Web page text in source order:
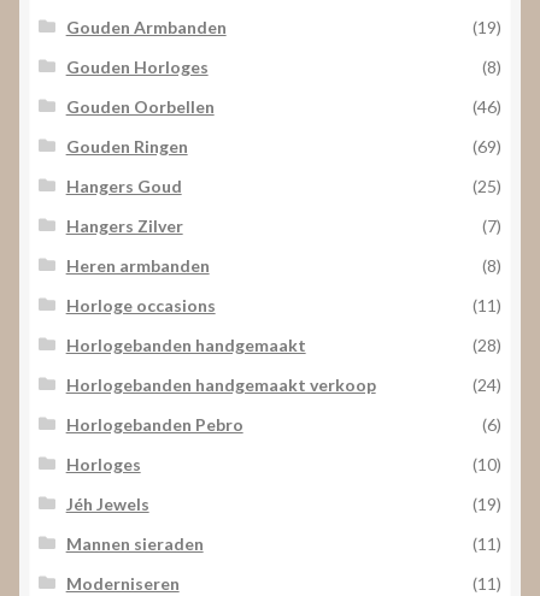
Gouden Armbanden
(19)
Gouden Horloges
(8)
Gouden Oorbellen
(46)
Gouden Ringen
(69)
Hangers Goud
(25)
Hangers Zilver
(7)
Heren armbanden
(8)
Horloge occasions
(11)
Horlogebanden handgemaakt
(28)
Horlogebanden handgemaakt verkoop
(24)
Horlogebanden Pebro
(6)
Horloges
(10)
Jéh Jewels
(19)
Mannen sieraden
(11)
Moderniseren
(11)